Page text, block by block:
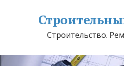
Строительство.